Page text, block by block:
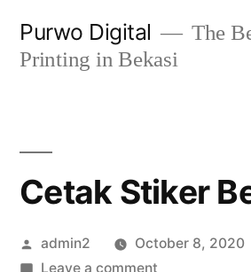
Purwo Digital
The
Printing in Bekasi
Cetak Stiker
Posted
by
admin2
October 8, 2020
Leave a commenton